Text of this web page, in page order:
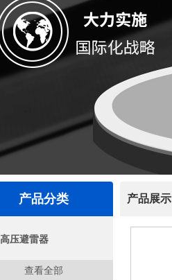
产品分类
高压避雷器
查看全部
产品展示